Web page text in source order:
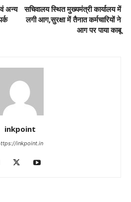
अन्य
सचिवालय स्थित मुख्यमंत्री कार्यालय में
लगी आग,सुरक्षा में तैनात कर्मचारियों ने
आग पर पाया काबू
inkpoint
inkpoint.in